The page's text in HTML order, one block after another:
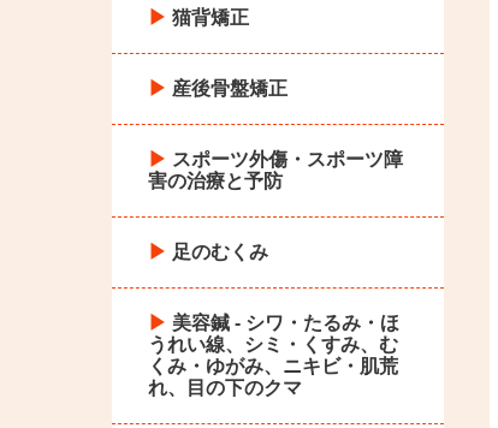
猫背矯正
産後骨盤矯正
スポーツ外傷・スポーツ障
害の治療と予防
足のむくみ
美容鍼 - シワ・たるみ・ほ
うれい線、シミ・くすみ、む
くみ・ゆがみ、ニキビ・肌荒
れ、目の下のクマ